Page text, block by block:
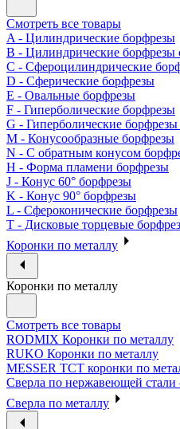
Смотреть все товары
A - Цилиндрические борфрезы
B - Цилиндрические борфрезы
C - Сфероцилиндрические
D - Сферические борфрезы
E - Овальные борфрезы
F - Гиперболические борфрезы
G - Гиперболические
M - Конусообразные борфрезы
N - С обратным конусом
H - Форма пламени борфрезы
J - Конус 60° борфрезы
K - Конус 90° борфрезы
L - Сфероконические борфрезы
T - Дисковые торцевые
Коронки по металлу
Коронки по металлу
Смотреть все товары
RODMIX Коронки по металлу
RUKO Коронки по металлу
MESSER ТСТ коронки по
Сверла по нержавеющей
Сверла по металлу